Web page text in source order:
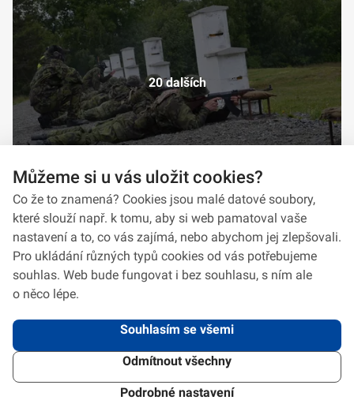
20 dalších
2026 © VeV-VA Vyškov • Informace jsou poskytovány v souladu se zákonem
Design Systém 4.6.3
Můžeme si u vás uložit cookies?
Co že to znamená? Cookies jsou malé datové soubory,
které slouží např. k tomu, aby si web pamatoval vaše
nastavení a to, co vás zajímá, nebo abychom jej zlepšovali.
Pro ukládání různých typů cookies od vás potřebujeme
souhlas. Web bude fungovat i bez souhlasu, s ním ale
o něco lépe.
Souhlasím se všemi
Odmítnout všechny
Podrobné nastavení